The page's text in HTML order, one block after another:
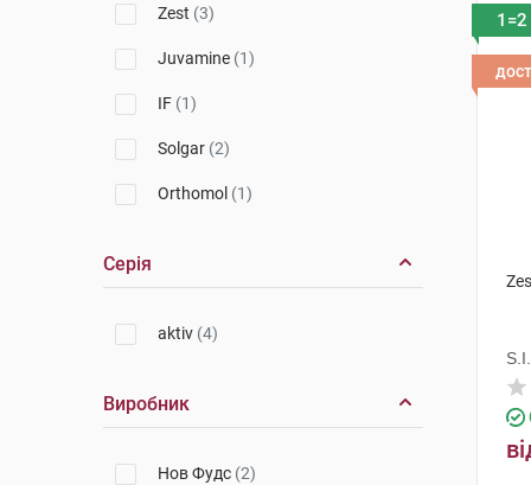
Zest (3)
Juvamine (1)
IF (1)
Solgar (2)
Orthomol (1)
Серія
aktiv (4)
Виробник
Нов Фудс (2)
1=2